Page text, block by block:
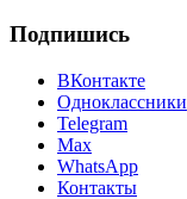
Подпишись
ВКонтакте
Одноклассники
Telegram
Max
WhatsApp
Контакты